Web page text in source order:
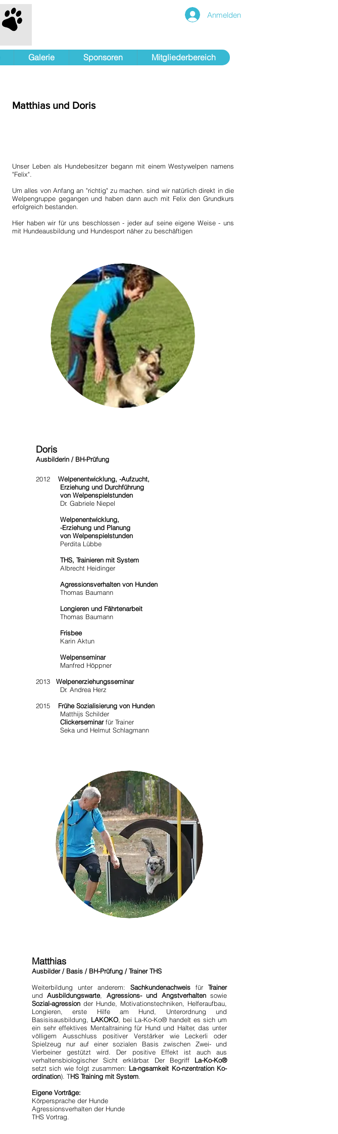
Anmelden
Galerie Sponsoren Mitgliederbereich
Matthias und Doris
Unser Leben als Hundebesitzer begann mit einem Westywelpen namens
"Felix".
Um alles von Anfang an "richtig" zu machen. sind wir natürlich direkt in die
Welpengruppe gegangen und haben dann auch mit Felix den Grundkurs
erfolgreich bestanden.
Hier haben wir für uns beschlossen - jeder auf seine eigene Weise - uns
mit Hundeausbildung und Hundesport näher zu beschäftigen
Doris
Ausbilderin / BH-Prüfung
2012 Welpenentwicklung, -Aufzucht,
Erziehung und Durchführung
von Welpenspielstunden
Dr. Gabriele Niepel
Welpenentwicklung,
-Erziehung und Planung
von Welpenspielstunden
Perdita Lübbe
THS, Trainieren mit System
Albrecht Heidinger
Agressionsverhalten von Hunden
Thomas Baumann
Longieren und Fährtenarbeit
Thomas Baumann
Frisbee
Karin Aktun
Welpenseminar
Manfred Höppner
2013 Welpenerziehungsseminar
Dr. Andrea Herz
2015
Frühe Sozialisierung von Hunden
Matthijs Schilder
Clickerseminarfür Trainer
Seka und Helmut Schlagmann
Matthias
Ausbilder / Basis / BH-Prüfung / Trainer THS
Weiterbildung unter anderem: Sachkundenachweis für Trainer
undAusbildungswarte, Agressions- und Angstverhaltensowie
Sozial-agression der Hunde, Motivationstechniken, Helferaufbau,
Longieren, erste Hilfe am Hund, Unterordnung und
Basisisausbildung, LAKOKO, bei La-Ko-Ko® handelt es sich um
ein sehr effektives Mentaltraining für Hund und Halter, das unter
völligem Ausschluss positiver Verstärker wie Leckerli oder
Spielzeug nur auf einer sozialen Basis zwischen Zwei- und
Vierbeiner gestützt wird. Der positive Effekt ist auch aus
verhaltensbiologischer Sicht erklärbar. Der Begriff La-Ko-Ko®
setzt sich wie folgt zusammen: La-ngsamkeit Ko-nzentration Ko-
ordination). THS Training mit System.
Eigene Vorträge:
Körpersprache der Hunde
Agressionsverhalten der Hunde
THS Vortrag.